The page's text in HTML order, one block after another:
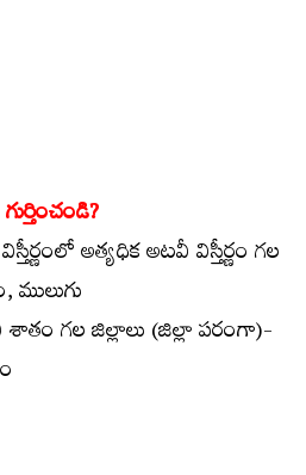
అత్యధిక అటవీ విస్తీర్ణం గల
ములుగు
శాతం గల జిల్లాలు (జిల్లా పరంగా)-